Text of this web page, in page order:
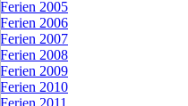
Ferien 2005
Ferien 2006
Ferien 2007
Ferien 2008
Ferien 2009
Ferien 2010
Ferien 2011